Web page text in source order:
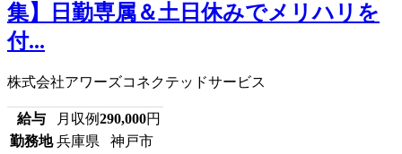
集】日勤専属＆土日休みでメリハリを
付...
株式会社アワーズコネクテッドサービス
給与 月収例290,000円
勤務地 兵庫県 神戸市